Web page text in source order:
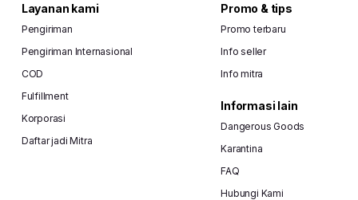
Layanan kami
Pengiriman
Pengiriman Internasional
COD
Fulfillment
Korporasi
Daftar jadi Mitra
Promo & tips
Promo terbaru
Info seller
Info mitra
Informasi lain
Dangerous Goods
Karantina
FAQ
Hubungi Kami